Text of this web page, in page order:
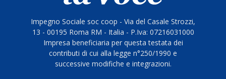
Impegno Sociale soc coop - Via del Casale Strozzi,
13 - 00195 Roma RM - Italia - P.Iva: 07216031000
Impresa beneficiaria per questa testata dei
contributi di cui alla legge n°250/1990 e
successive modifiche e integrazioni.